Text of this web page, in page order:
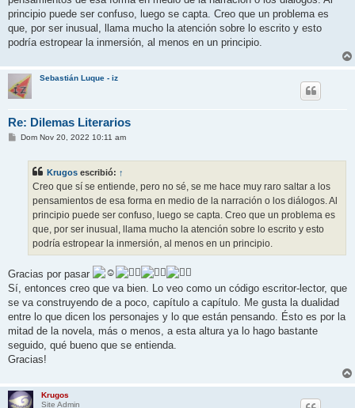
principio puede ser confuso, luego se capta. Creo que un problema es
que, por ser inusual, llama mucho la atención sobre lo escrito y esto
podría estropear la inmersión, al menos en un principio.
Sebastián Luque - iz
Re: Dilemas Literarios
MDom Nov 20, 2022 10:11 am
Krugos escribió: ↑
Creo que sí se entiende, pero no sé, se me hace muy raro saltar a los
pensamientos de esa forma en medio de la narración o los diálogos. Al
principio puede ser confuso, luego se capta. Creo que un problema es
que, por ser inusual, llama mucho la atención sobre lo escrito y esto
podría estropear la inmersión, al menos en un principio.
Gracias por pasar
Sí, entonces creo que va bien. Lo veo como un código escritor-lector, que
se va construyendo de a poco, capítulo a capítulo. Me gusta la dualidad
entre lo que dicen los personajes y lo que están pensando. Ésto es por la
mitad de la novela, más o menos, a esta altura ya lo hago bastante
seguido, qué bueno que se entienda.
Gracias!
Krugos
Site Admin